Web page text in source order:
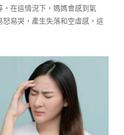
在這情況下，媽媽會感到氣
易哭，產生失落和空虛感。這